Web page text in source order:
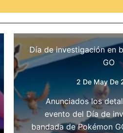
Día de investigación en
GO
2 De May De
Anunciados los
evento del Día de
bandada de Pokémon